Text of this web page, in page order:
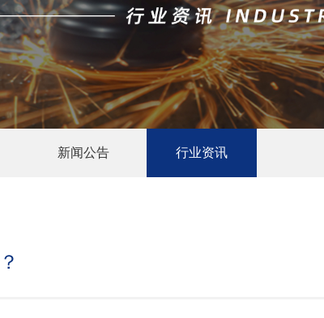
新闻公告 行业资讯